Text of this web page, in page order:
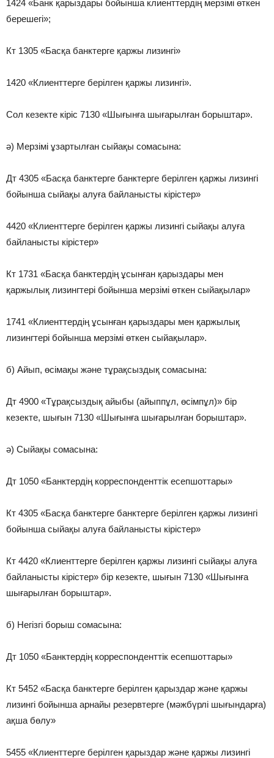
1424 «Банк қарыздары бойынша клиенттердің мерзімі өткен
берешегі»;
Кт 1305 «Басқа банктерге қаржы лизингі»
1420 «Клиенттерге берілген қаржы лизингі».
Сол кезекте кіріс 7130 «Шығынға шығарылған борыштар».
ә) Мерзімі ұзартылған сыйақы сомасына:
Дт 4305 «Басқа банктерге банктерге берілген қаржы лизингі
бойынша сыйақы алуға байланысты кірістер»
4420 «Клиенттерге берілген қаржы лизингі сыйақы алуға
байланысты кірістер»
Кт 1731 «Басқа банктердің ұсынған қарыздары мен
қаржылық лизингтері бойынша мерзімі өткен сыйақылар»
1741 «Клиенттердің ұсынған қарыздары мен қаржылық
лизингтері бойынша мерзімі өткен сыйақылар».
б) Айып, өсімақы және тұрақсыздық сомасына:
Дт 4900 «Тұрақсыздық айыбы (айыппұл, өсімпұл)» бір
кезекте, шығын 7130 «Шығынға шығарылған борыштар».
ә) Сыйақы сомасына:
Дт 1050 «Банктердің корреспонденттік есепшоттары»
Кт 4305 «Басқа банктерге банктерге берілген қаржы лизингі
бойынша сыйақы алуға байланысты кірістер»
Кт 4420 «Клиенттерге берілген қаржы лизингі сыйақы алуға
байланысты кірістер» бір кезекте, шығын 7130 «Шығынға
шығарылған борыштар».
б) Негізгі борыш сомасына:
Дт 1050 «Банктердің корреспонденттік есепшоттары»
Кт 5452 «Басқа банктерге берілген қарыздар және қаржы
лизингі бойынша арнайы резервтерге (мәжбүрлі шығындарға)
ақша бөлу»
5455 «Клиенттерге берілген қарыздар және қаржы лизингі